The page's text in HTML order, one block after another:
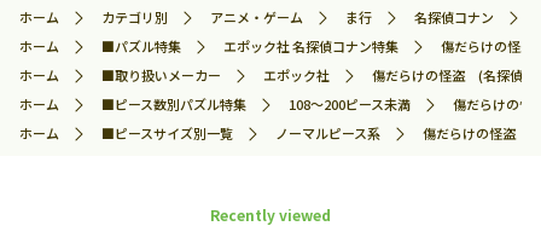
ホーム カテゴリ別 アニメ・ゲーム ま行 名探偵コナン
ホーム
■パズル特集 エポック社 名探偵コナン特集
傷だらけの怪
ホーム
■取り扱いメーカー エポック社
傷だらけの怪盗 (名探偵
ホーム
■ピース数別パズル特集 108～200ピース未満
傷だらけの
ホーム
■ピースサイズ別一覧 ノーマルピース系 傷だらけの怪盗 (
Recently viewed